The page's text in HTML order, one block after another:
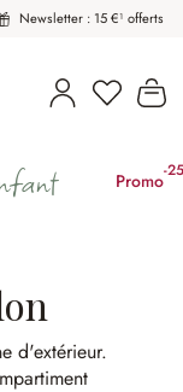
Newsletter : 15 €¹ offerts
Vous
Promo-
d'extérieur.